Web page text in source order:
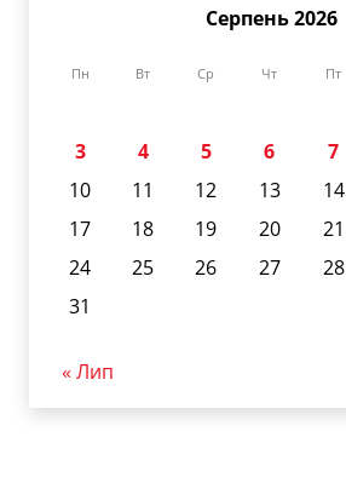
Серпень 2026
Пн Вт Ср Чт Пт
3
4 5 6 7
10
11 12 13 14
17
18 19 20 21
24
25 26 27 28
31
« Лип